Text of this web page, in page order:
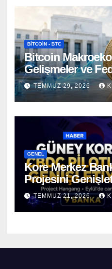
BITCOIN - BTC
Bitcoin
Gelişmeler ve
Öncesinde
TEMMUZ 29, 2026
GENEL
Kore Merkez
Projesini
Ayında Gerçek
Başlıyor
TEMMUZ 21, 2026